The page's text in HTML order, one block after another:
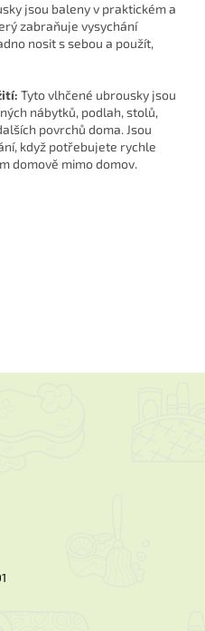
jsou baleny v praktickém a
zabraňuje vysychání
nosit s sebou a použít,
Tyto vlhčené ubrousky jsou
nábytků, podlah, stolů,
povrchů doma. Jsou
když potřebujete rychle
domově mimo domov.